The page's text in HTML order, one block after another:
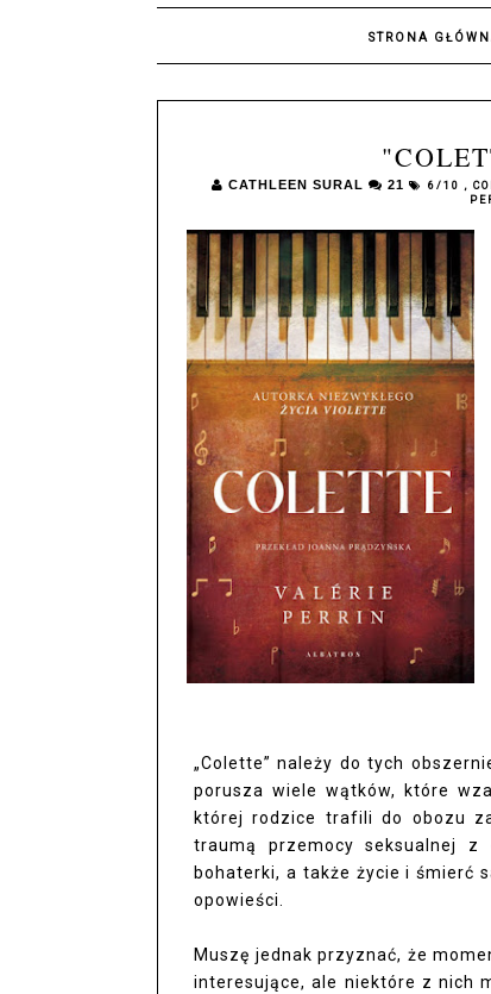
STRONA
CATHLEEN SURAL 21 6/10 ,
„Colette” należy do tych
porusza wiele wątków, które
której rodzice trafili do obozu
traumą przemocy seksualnej z
bohaterki, a także życie i śmierć
opowieści.
Muszę jednak przyznać, że
interesujące, ale niektóre z nich